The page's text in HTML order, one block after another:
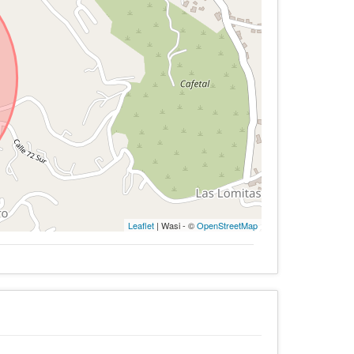
Leaflet| Wasi - ©OpenStreetMap